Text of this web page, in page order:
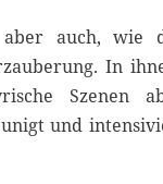
aber auch, wie
In
und